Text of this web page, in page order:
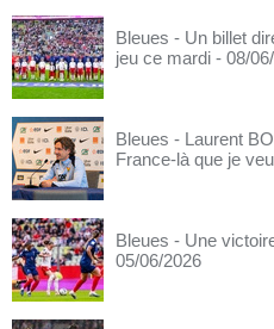
Bleues - Un billet
jeu ce mardi - 08/
Bleues - Laurent
France-là que je
Bleues - Une
05/06/2026